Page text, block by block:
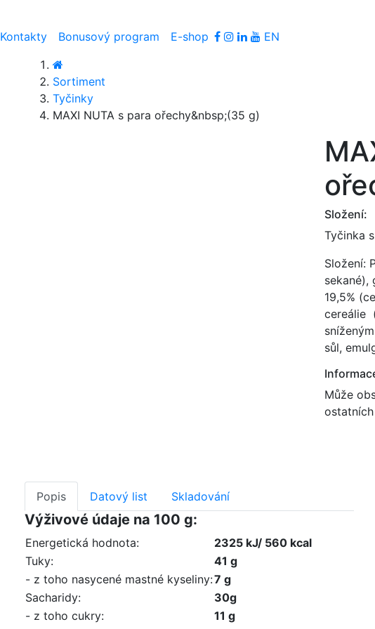
Kontakty Bonusový program E-shop EN
Sortiment
Tyčinky
MAXI NUTA s para ořechy&nbsp;(35 g)
Složení:
Tyčinka
Složení:
19,5%
cereálie
sůl,
Může
Popis
Datový list Skladování
Výživové údaje na 100 g:
Energetická hodnota:
2325 kJ/ 560 kcal
Tuky:
41 g
- z toho nasycené mastné kyseliny:7 g
Sacharidy:
30g
- z toho cukry:
11 g